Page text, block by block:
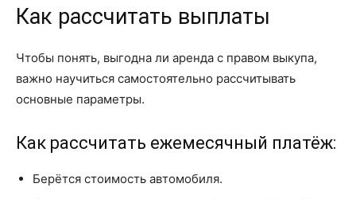
Как рассчитать выплаты
Чтобы понять, выгодна ли аренда с правом выкупа,
важно научиться самостоятельно рассчитывать
основные параметры.
Как рассчитать ежемесячный платёж:
Берётся стоимость автомобиля.